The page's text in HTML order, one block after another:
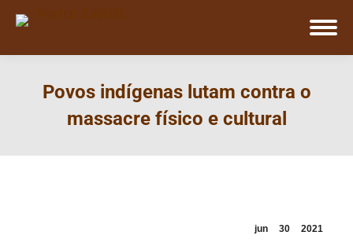
Povos indígenas lutam contra o
massacre físico e cultural
jun 30 2021